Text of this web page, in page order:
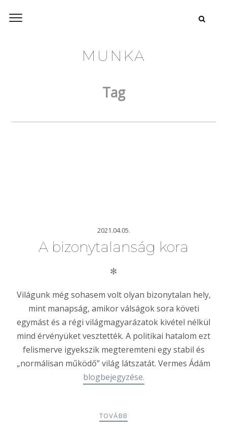
MUNKA
Tag
2021.04.05.
A bizonytalanság kora
✻
Világunk még sohasem volt olyan bizonytalan hely,
mint manapság, amikor válságok sora követi
egymást és a régi világmagyarázatok kivétel nélkül
mind érvényüket vesztették. A politikai hatalom ezt
felismerve igyekszik megteremteni egy stabil és
„normálisan működő” világ látszatát. Vermes Ádám
blogbejegyzése.
TOVÁBB